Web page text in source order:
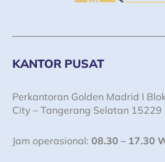
KANTOR PUSAT
Perkantoran Golden Madrid I
City – Tangerang Selatan 15229
Jam operasional: 08.30 – 17.30